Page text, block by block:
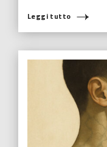
Leggi tutto